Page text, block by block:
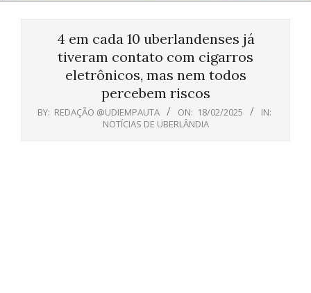
4 em cada 10 uberlandenses já
tiveram contato com cigarros
eletrônicos, mas nem todos
percebem riscos
BY: REDAÇÃO @UDIEMPAUTA ON: 18/02/2025
IN:
NOTÍCIAS DE UBERLÂNDIA